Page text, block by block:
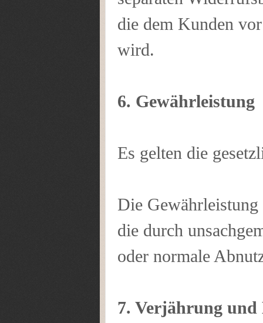
die dem Kunden
wird.
6. Gewährleistung
Es gelten die
Die
die durch
oder normale
7. Verjährung und